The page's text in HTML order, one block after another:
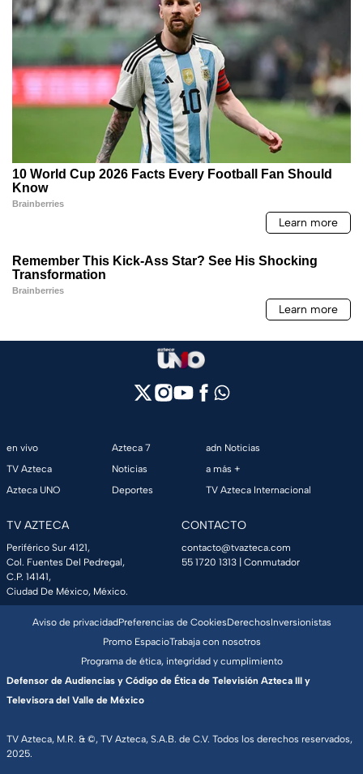
en vivo
TV Azteca
Azteca UNO
Azteca 7
Noticias
Deportes
adn Noticias
a más +
TV Azteca Internacional
TV AZTECA
Periférico Sur 4121,
Col. Fuentes Del Pedregal,
C.P. 14141,
Ciudad De México, México.
CONTACTO
contacto@tvazteca.com
55 1720 1313 | Conmutador
TV Azteca, M.R. & ©, TV Azteca, S.A.B. de C.V. Todos los derechos reservados,
2025.
Aviso de privacidadPreferencias de CookiesDerechosInversionistas
Promo EspacioTrabaja con nosotros
Programa de ética, integridad y cumplimiento
Defensor de Audiencias y Código de Ética de Televisión Azteca III y
Televisora del Valle de México